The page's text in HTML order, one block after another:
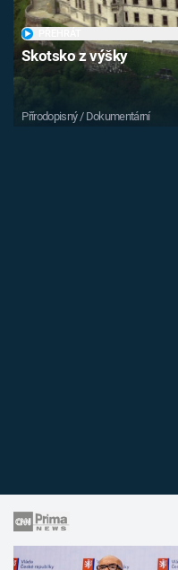
Skotsko z výšky
Přírodopisný / Dokumentární